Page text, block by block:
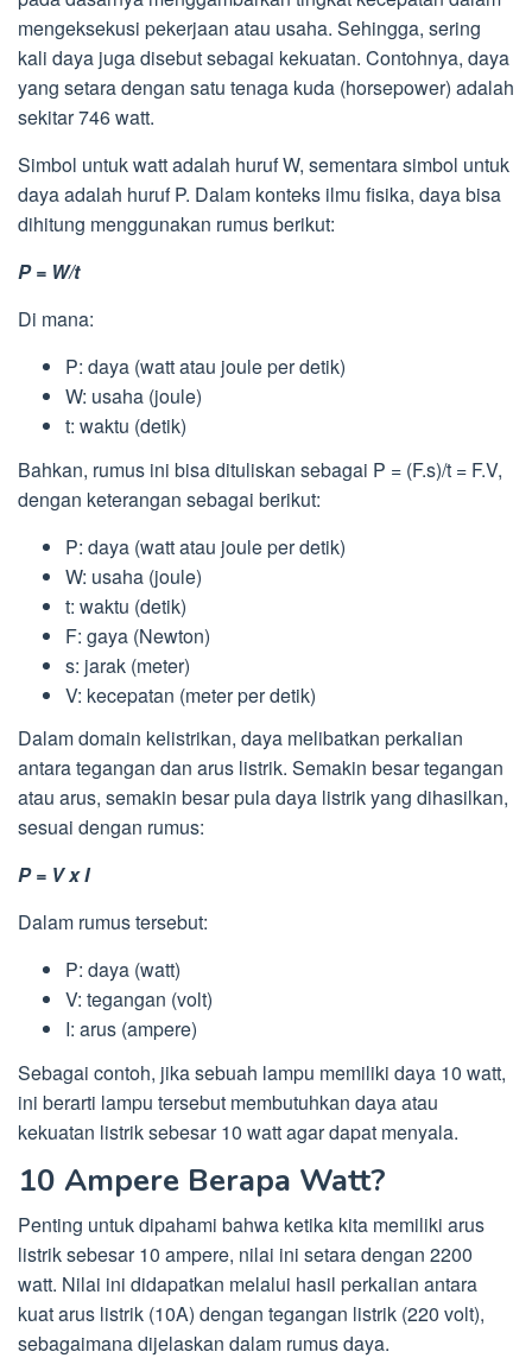
mengeksekusi pekerjaan atau usaha. Sehingga, sering
kali daya juga disebut sebagai kekuatan. Contohnya, daya
yang setara dengan satu tenaga kuda (horsepower) adalah
sekitar 746 watt.
Simbol untuk watt adalah huruf W, sementara simbol untuk
daya adalah huruf P. Dalam konteks ilmu fisika, daya bisa
dihitung menggunakan rumus berikut:
P = W/t
Di mana:
P: daya (watt atau joule per detik)
W: usaha (joule)
t: waktu (detik)
Bahkan, rumus ini bisa dituliskan sebagai P = (F.s)/t = F.V,
dengan keterangan sebagai berikut:
P: daya (watt atau joule per detik)
W: usaha (joule)
t: waktu (detik)
F: gaya (Newton)
s: jarak (meter)
V: kecepatan (meter per detik)
Dalam domain kelistrikan, daya melibatkan perkalian
antara tegangan dan arus listrik. Semakin besar tegangan
atau arus, semakin besar pula daya listrik yang dihasilkan,
sesuai dengan rumus:
P = V x I
Dalam rumus tersebut:
P: daya (watt)
V: tegangan (volt)
I: arus (ampere)
Sebagai contoh, jika sebuah lampu memiliki daya 10 watt,
ini berarti lampu tersebut membutuhkan daya atau
kekuatan listrik sebesar 10 watt agar dapat menyala.
10 Ampere Berapa Watt?
Penting untuk dipahami bahwa ketika kita memiliki arus
listrik sebesar 10 ampere, nilai ini setara dengan 2200
watt. Nilai ini didapatkan melalui hasil perkalian antara
kuat arus listrik (10A) dengan tegangan listrik (220 volt),
sebagaimana dijelaskan dalam rumus daya.